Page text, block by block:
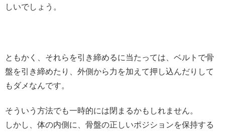
しいでしょう。
ともかく、それらを引き締めるに当たっては、ベルトで骨
盤を引き締めたり、外側から力を加えて押し込んだりして
もダメなんです。
そういう方法でも一時的には閉まるかもしれません。
しかし、体の内側に、骨盤の正しいポジションを保持する